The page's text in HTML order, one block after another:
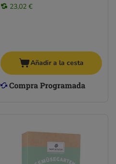
23,02 €
Añadir a la cesta